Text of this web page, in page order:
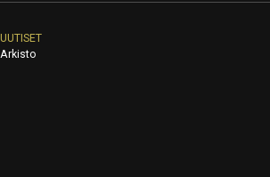
UUTISET
Arkisto